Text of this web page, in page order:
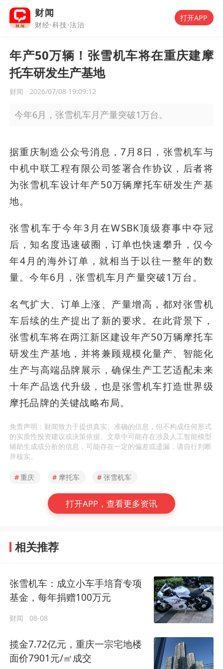
财闻
财经·科技·法治
打开APP
年产50万辆！张雪机车将在重庆建摩
托车研发生产基地
财闻 2026/07/08 19:09:12
今年6月，张雪机车月产量突破1万台。
据重庆制造公众号消息，7月8日，张雪机车与
中机中联工程有限公司签署合作协议，后者将
为张雪机车设计年产50万辆摩托车研发生产基
地。
张雪机车于今年3月在WSBK顶级赛事中夺冠
后，知名度迅速破圈，订单也快速攀升，仅今
年4月的海外订单，就相当于以往一整年的数
量。今年6月，张雪机车月产量突破1万台。
名气扩大、订单上涨、产量增高，都对张雪机
车后续的生产提出了新的要求。在此背景下，
张雪机车将在两江新区建设年产50万辆摩托车
研发生产基地，并将兼顾规模化量产、智能化
生产与高端品牌展示，确保生产工艺适配未来
十年产品迭代升级，也是张雪机车打造世界级
摩托品牌的关键战略布局。
免责声明：财闻致力于提供真实、准确的信息，但不构成任何形式
的实质性投资建议或决策依据。文章中可能存在涉及人工智能模型
辅助生成或分析的信息，可能存在一定的偏差或遗漏，请自行判断
并核实。
#重庆 # 摩托车 # 张雪机车
打开APP，查看更多资讯
相关推荐
张雪机车：成立小车手培育专项
基金，每年捐赠100万元
财闻 08-08
揽金7.72亿元，重庆一宗宅地楼
面价7901元/㎡成交